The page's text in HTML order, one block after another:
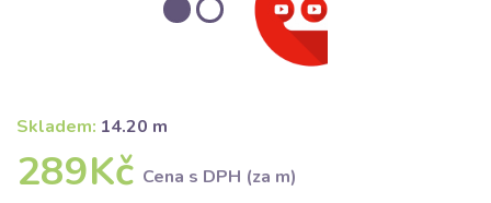
Skladem: 14.20 m
289Kč Cena s DPH (za m)